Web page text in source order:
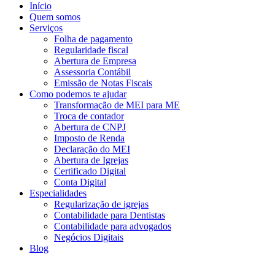
Início
Quem somos
Serviços
Folha de pagamento
Regularidade fiscal
Abertura de Empresa
Assessoria Contábil
Emissão de Notas Fiscais
Como podemos te ajudar
Transformação de MEI para ME
Troca de contador
Abertura de CNPJ
Imposto de Renda
Declaração do MEI
Abertura de Igrejas
Certificado Digital
Conta Digital
Especialidades
Regularização de igrejas
Contabilidade para Dentistas
Contabilidade para advogados
Negócios Digitais
Blog